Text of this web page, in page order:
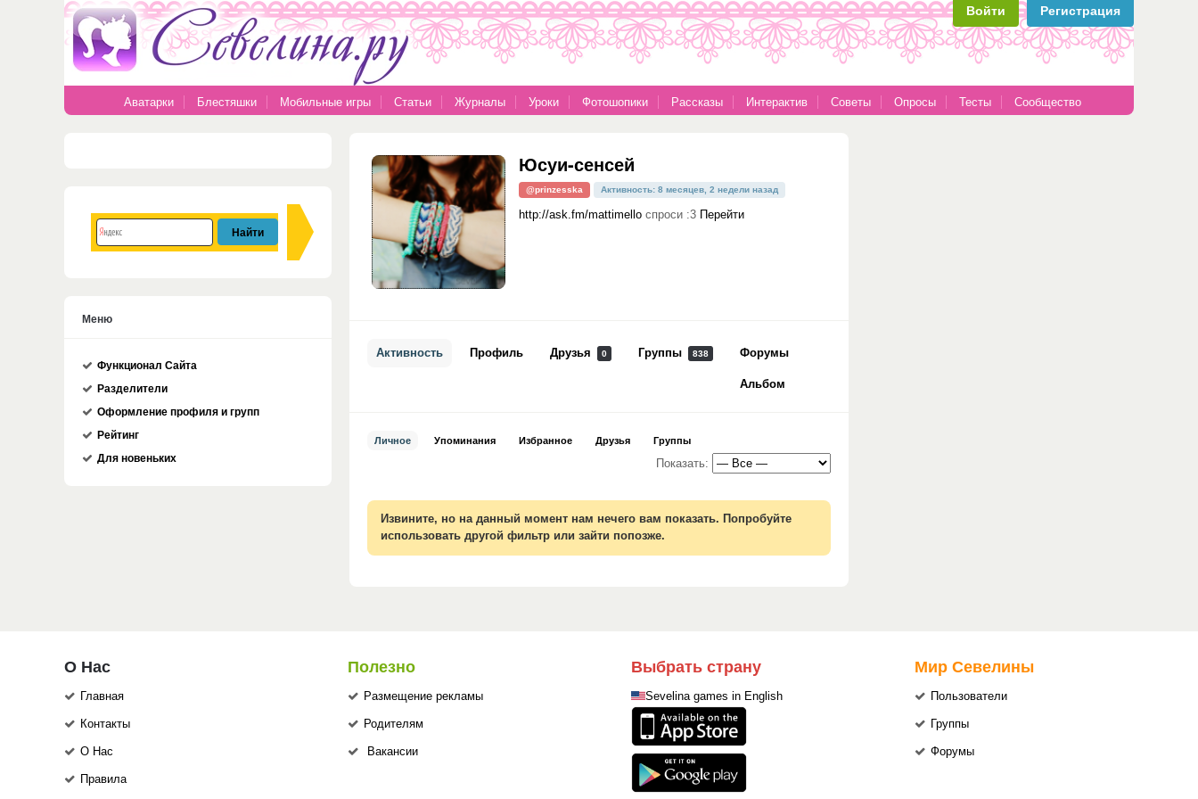
Войти Регистрация
Аватарки Блестяшки Мобильные игры Статьи Журналы Уроки Фотошопики Рассказы Интерактив Советы Опросы Тесты Сообщество
Юсуи-сенсей
@prinzesska Активность: 8 месяцев, 2 недели назад
http://ask.fm/mattimello спроси :3 Перейти
Активность Профиль Друзья 0 Группы 838 Форумы
Альбом
Личное Упоминания Избранное Друзья Группы
Показать:
Извините, но на данный момент нам нечего вам показать. Попробуйте
использовать другой фильтр или зайти попозже.
Меню
Функционал Сайта
Разделители
Оформление профиля и групп
Рейтинг
Для новеньких
О Нас
Главная
Контакты
О Нас
Правила
Полезно
Размещение рекламы
Родителям
Вакансии
Выбрать страну
Sevelina games in English
Мир Севелины
Пользователи
Группы
Форумы